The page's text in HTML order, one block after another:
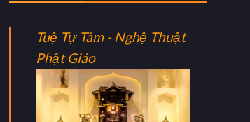
Tuệ Tự Tâm - Nghệ Thuật
Phật Giáo